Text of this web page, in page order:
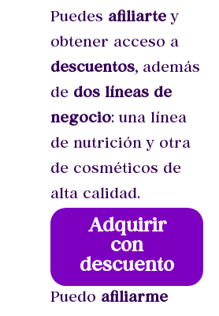
Puedes afiliarte y
obtener acceso a
descuentos, además
de dos líneas de
negocio: una línea
de nutrición y otra
de cosméticos de
alta calidad.
Adquirir
con
descuento
Puedo afiliarme